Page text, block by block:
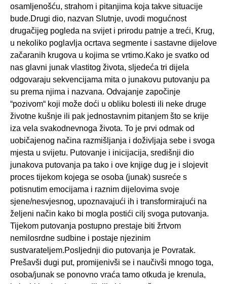
osamljenošću, strahom i pitanjima koja takve situacije
bude.Drugi dio, nazvan Slutnje, uvodi mogućnost
drugačijeg pogleda na svijet i prirodu patnje a treći, Krug,
u nekoliko poglavlja ocrtava segmente i sastavne dijelove
začaranih krugova u kojima se vrtimo.Kako je svatko od
nas glavni junak vlastitog života, sljedeća tri dijela
odgovaraju sekvencijama mita o junakovu putovanju pa
su prema njima i nazvana. Odvajanje započinje
“pozivom“ koji može doći u obliku bolesti ili neke druge
životne kušnje ili pak jednostavnim pitanjem što se krije
iza vela svakodnevnoga života. To je prvi odmak od
uobičajenog načina razmišljanja i doživljaja sebe i svoga
mjesta u svijetu. Putovanje i inicijacija, središnji dio
junakova putovanja pa tako i ove knjige dug je i slojevit
proces tijekom kojega se osoba (junak) susreće s
potisnutim emocijama i raznim dijelovima svoje
sjene/nesvjesnog, upoznavajući ih i transformirajući na
željeni način kako bi mogla postići cilj svoga putovanja.
Tijekom putovanja postupno prestaje biti žrtvom
nemilosrdne sudbine i postaje njezinim
sustvarateljem.Posljednji dio putovanja je Povratak.
Prešavši dugi put, promijenivši se i naučivši mnogo toga,
osoba/junak se ponovno vraća tamo otkuda je krenula,